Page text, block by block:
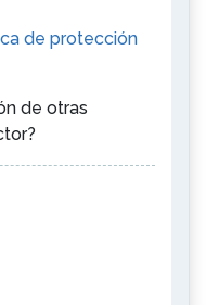
de protección
de otras